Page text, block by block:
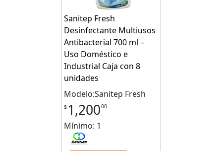
Sanitep Fresh
Desinfectante Multiusos
Antibacterial 700 ml –
Uso Doméstico e
Industrial Caja con 8
unidades
Modelo:Sanitep Fresh
$ 1,20000
Mínimo: 1